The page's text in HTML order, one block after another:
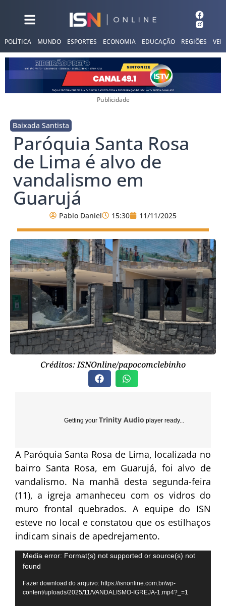
POLÍTICA MUNDO ESPORTES ECONOMIA EDUCAÇÃO REGIÕES
Publicidade
Baixada Santista
Paróquia Santa Rosa
de Lima é alvo de
vandalismo em
Guarujá
Pablo Daniel 15:30 11/11/2025
Créditos: ISNOnline/papocomclebinho
Getting your Trinity Audio player ready...
A Paróquia Santa Rosa de Lima, localizada no
bairro Santa Rosa, em Guarujá, foi alvo de
vandalismo. Na manhã desta segunda-feira
(11), a igreja amanheceu com os vidros do
muro frontal quebrados. A equipe do ISN
esteve no local e constatou que os estilhaços
indicam sinais de apedrejamento.
Tocador
de
vídeo
Media error: Format(s) not supported or source(s) not
found
Fazer download do arquivo: https://isnonline.com.br/wp-
content/uploads/2025/11/VANDALISMO-IGREJA-1.mp4?_=1